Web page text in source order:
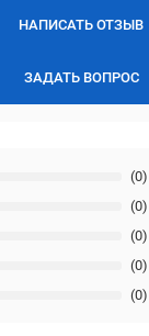
НАПИСАТЬ ОТЗЫВ
ЗАДАТЬ ВОПРОС
(0)
(0)
(0)
(0)
(0)